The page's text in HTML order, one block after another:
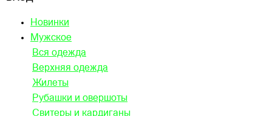
Новинки
Мужское
Вся одежда
Верхняя одежда
Жилеты
Рубашки и овершоты
Свитеры и кардиганы